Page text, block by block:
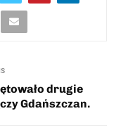
drugie
Gdańszczan.